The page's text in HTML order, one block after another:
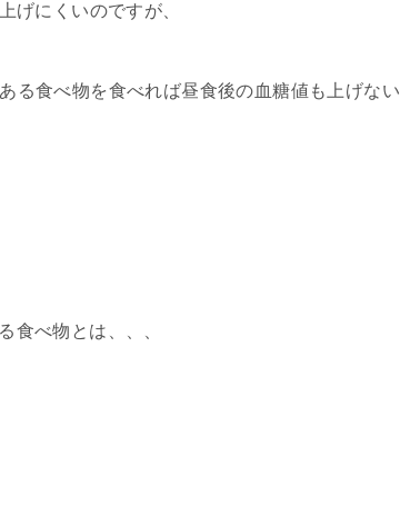
げにくいのですが、
る食べ物を食べれば昼食後の血糖値も上げない
食べ物とは、、、